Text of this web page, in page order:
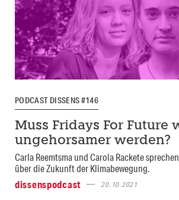
PODCAST DISSENS #146
Muss Fridays For Future
ungehorsamer werden?
Carla Reemtsma und Carola Rackete
über die Zukunft der Klimabewegung.
dissenspodcast
20.10.2021